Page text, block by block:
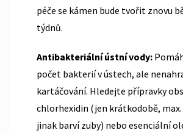
péče se kámen bude tvořit znovu
týdnů.
Antibakteriální ústní vody:
počet bakterií v ústech, ale
kartáčování. Hledejte přípravky
chlorhexidin (jen krátkodobě, max.
jinak barví zuby) nebo esenciální